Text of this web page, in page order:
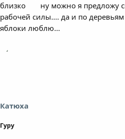
близко
ну можно я предложу
рабочей силы.... да и по
яблоки люблю...
Катюха
Гуру